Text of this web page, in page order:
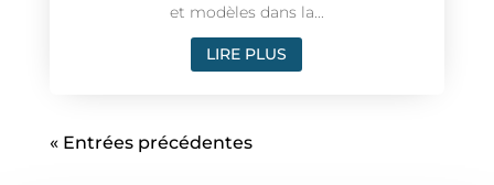
et modèles dans la...
LIRE PLUS
« Entrées précédentes